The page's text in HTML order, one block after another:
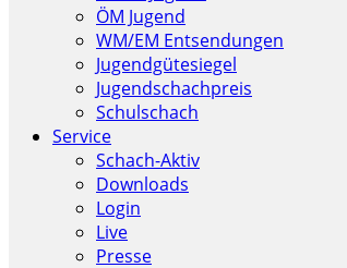
ÖM Jugend
WM/EM Entsendungen
Jugendgütesiegel
Jugendschachpreis
Schulschach
Service
Schach-Aktiv
Downloads
Login
Live
Presse